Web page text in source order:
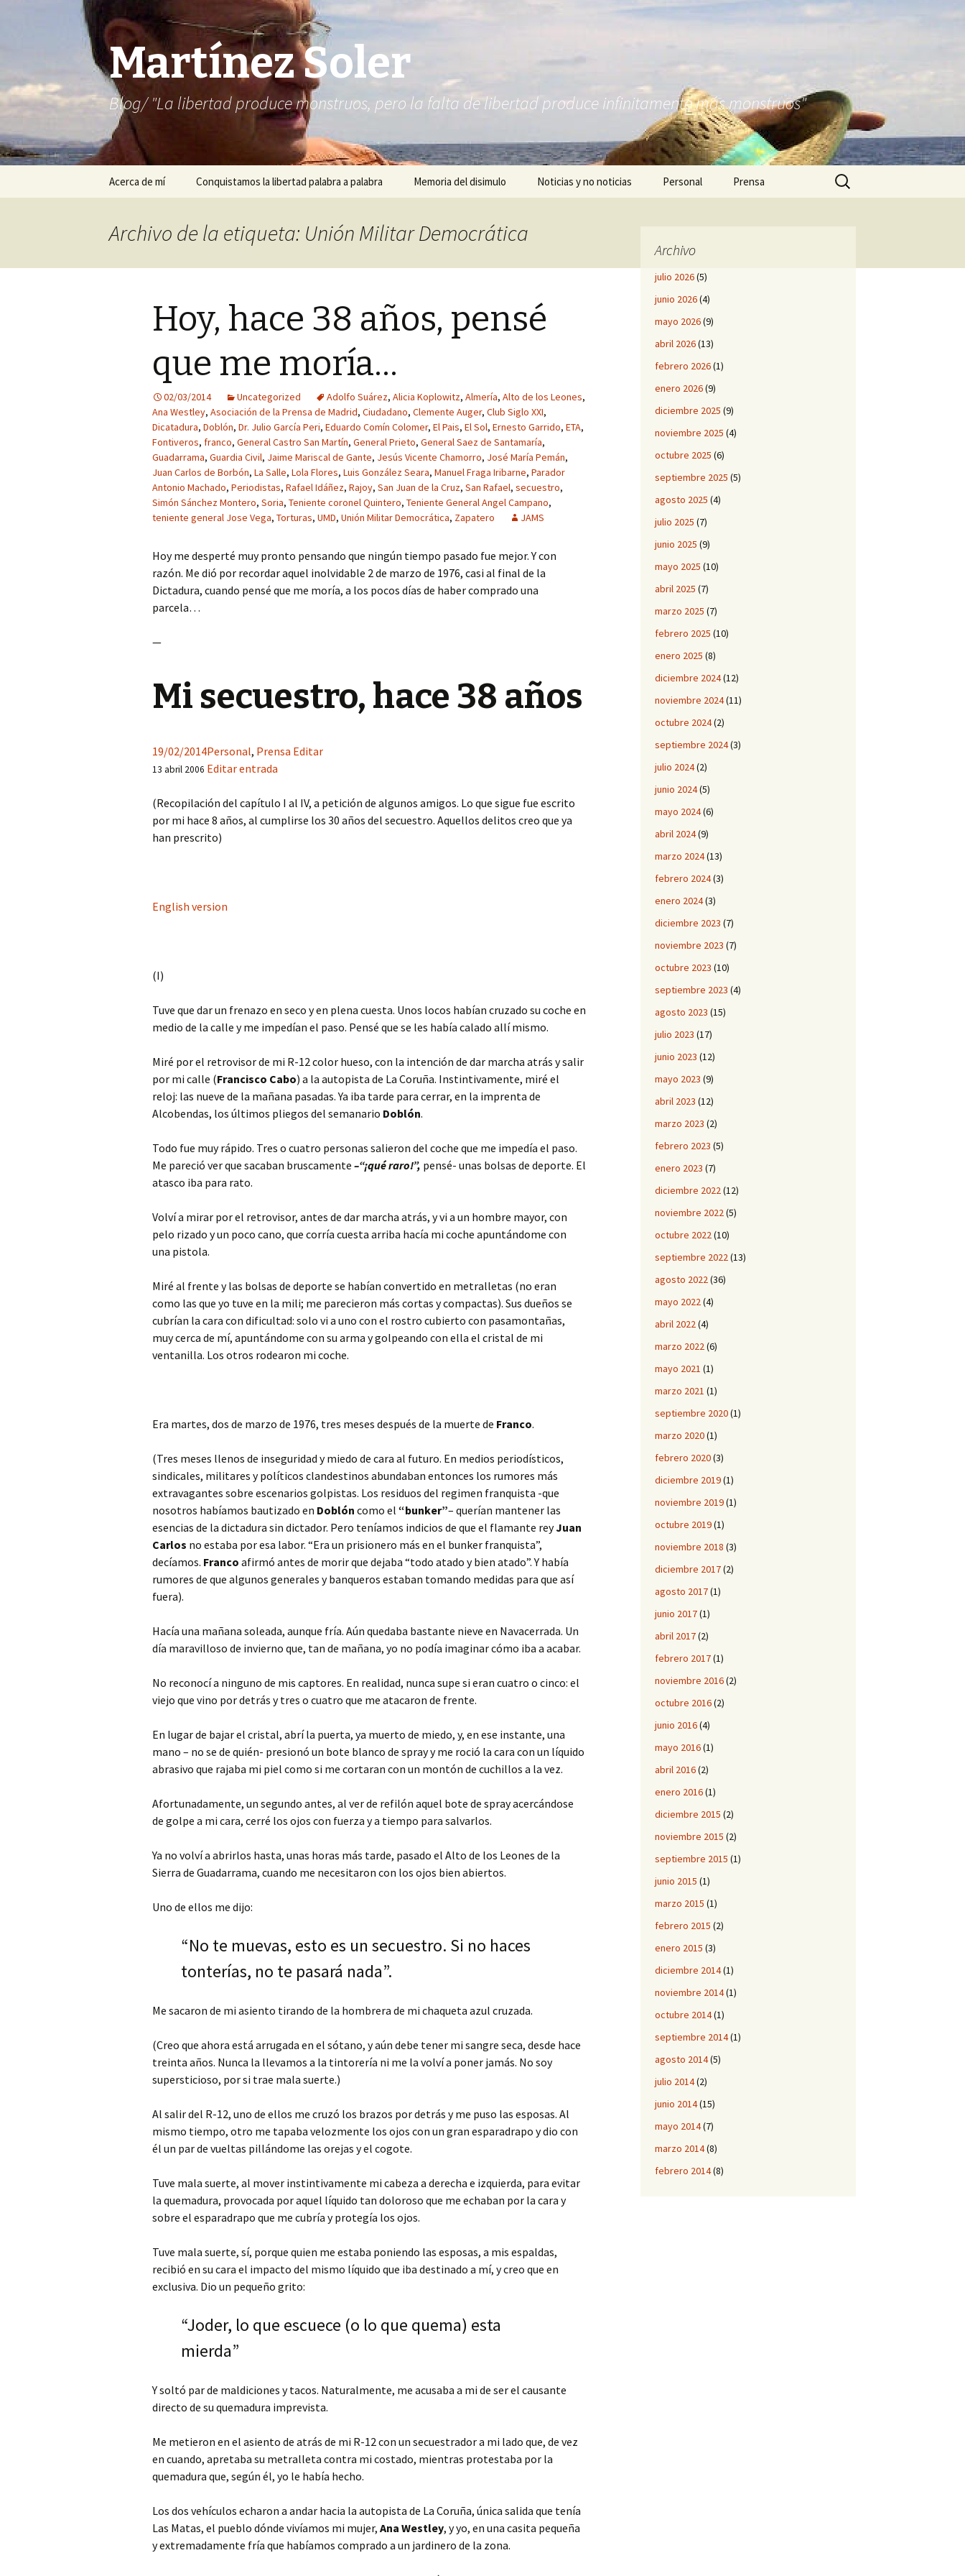
Martínez Soler
Blog/ "La libertad produce monstruos, pero la falta de libertad produce infinitamente más monstruos"
Saltar
Acerca de mí Conquistamos la libertad palabra a palabra Memoria del disimulo Noticias y no noticias Personal Prensa Buscar:
Archivo de la etiqueta: Unión Militar Democrática
Hoy, hace 38 años, pensé
que me moría…
02/03/2014 Uncategorized Adolfo Suárez, Alicia Koplowitz, Almería, Alto de los Leones,
Ana Westley, Asociación de la Prensa de Madrid, Ciudadano, Clemente Auger, Club Siglo XXI,
Dicatadura, Doblón, Dr. Julio García Peri, Eduardo Comín Colomer, El Pais, El Sol, Ernesto Garrido, ETA,
Fontiveros, franco, General Castro San Martín, General Prieto, General Saez de Santamaría,
Guadarrama, Guardia Civil, Jaime Mariscal de Gante, Jesús Vicente Chamorro, José María Pemán,
Juan Carlos de Borbón, La Salle, Lola Flores, Luis González Seara, Manuel Fraga Iribarne, Parador
Antonio Machado, Periodistas, Rafael Idáñez, Rajoy, San Juan de la Cruz, San Rafael, secuestro,
Simón Sánchez Montero, Soria, Teniente coronel Quintero, Teniente General Angel Campano,
teniente general Jose Vega, Torturas, UMD, Unión Militar Democrática, Zapatero JAMS
Hoy me desperté muy pronto pensando que ningún tiempo pasado fue mejor. Y con
razón. Me dió por recordar aquel inolvidable 2 de marzo de 1976, casi al final de la
Dictadura, cuando pensé que me moría, a los pocos días de haber comprado una
parcela…
—
Mi secuestro, hace 38 años
19/02/2014Personal, Prensa Editar
13 abril 2006 Editar entrada
(Recopilación del capítulo I al IV, a petición de algunos amigos. Lo que sigue fue escrito
por mi hace 8 años, al cumplirse los 30 años del secuestro. Aquellos delitos creo que ya
han prescrito)
English version
(I)
Tuve que dar un frenazo en seco y en plena cuesta. Unos locos habían cruzado su coche en
medio de la calle y me impedían el paso. Pensé que se les había calado allí mismo.
Miré por el retrovisor de mi R-12 color hueso, con la intención de dar marcha atrás y salir
por mi calle (Francisco Cabo) a la autopista de La Coruña. Instintivamente, miré el
reloj: las nueve de la mañana pasadas. Ya iba tarde para cerrar, en la imprenta de
Alcobendas, los últimos pliegos del semanario Doblón.
Todo fue muy rápido. Tres o cuatro personas salieron del coche que me impedía el paso.
Me pareció ver que sacaban bruscamente –“¡qué raro!”, pensé- unas bolsas de deporte. El
atasco iba para rato.
Volví a mirar por el retrovisor, antes de dar marcha atrás, y vi a un hombre mayor, con
pelo rizado y un poco cano, que corría cuesta arriba hacía mi coche apuntándome con
una pistola.
Miré al frente y las bolsas de deporte se habían convertido en metralletas (no eran
como las que yo tuve en la mili; me parecieron más cortas y compactas). Sus dueños se
cubrían la cara con dificultad: solo vi a uno con el rostro cubierto con pasamontañas,
muy cerca de mí, apuntándome con su arma y golpeando con ella el cristal de mi
ventanilla. Los otros rodearon mi coche.
Era martes, dos de marzo de 1976, tres meses después de la muerte de Franco.
(Tres meses llenos de inseguridad y miedo de cara al futuro. En medios periodísticos,
sindicales, militares y políticos clandestinos abundaban entonces los rumores más
extravagantes sobre escenarios golpistas. Los residuos del regimen franquista -que
nosotros habíamos bautizado en Doblón como el “bunker”– querían mantener las
esencias de la dictadura sin dictador. Pero teníamos indicios de que el flamante reyJuan
Carlos no estaba por esa labor. “Era un prisionero más en el bunker franquista”,
decíamos. Franco afirmó antes de morir que dejaba “todo atado y bien atado”. Y había
rumores de que algunos generales y banqueros estaban tomando medidas para que así
fuera).
Hacía una mañana soleada, aunque fría. Aún quedaba bastante nieve en Navacerrada. Un
día maravilloso de invierno que, tan de mañana, yo no podía imaginar cómo iba a acabar.
No reconocí a ninguno de mis captores. En realidad, nunca supe si eran cuatro o cinco: el
viejo que vino por detrás y tres o cuatro que me atacaron de frente.
En lugar de bajar el cristal, abrí la puerta, ya muerto de miedo, y, en ese instante, una
mano – no se de quién- presionó un bote blanco de spray y me roció la cara con un líquido
abrasivo que rajaba mi piel como si me cortaran con un montón de cuchillos a la vez.
Afortunadamente, un segundo antes, al ver de refilón aquel bote de spray acercándose
de golpe a mi cara, cerré los ojos con fuerza y a tiempo para salvarlos.
Ya no volví a abrirlos hasta, unas horas más tarde, pasado el Alto de los Leones de la
Sierra de Guadarrama, cuando me necesitaron con los ojos bien abiertos.
Uno de ellos me dijo:
“No te muevas, esto es un secuestro. Si no haces
tonterías, no te pasará nada”.
Me sacaron de mi asiento tirando de la hombrera de mi chaqueta azul cruzada.
(Creo que ahora está arrugada en el sótano, y aún debe tener mi sangre seca, desde hace
treinta años. Nunca la llevamos a la tintorería ni me la volví a poner jamás. No soy
supersticioso, por si trae mala suerte.)
Al salir del R-12, uno de ellos me cruzó los brazos por detrás y me puso las esposas. Al
mismo tiempo, otro me tapaba velozmente los ojos con un gran esparadrapo y dio con
él un par de vueltas pillándome las orejas y el cogote.
Tuve mala suerte, al mover instintivamente mi cabeza a derecha e izquierda, para evitar
la quemadura, provocada por aquel líquido tan doloroso que me echaban por la cara y
sobre el esparadrapo que me cubría y protegía los ojos.
Tuve mala suerte, sí, porque quien me estaba poniendo las esposas, a mis espaldas,
recibió en su cara el impacto del mismo líquido que iba destinado a mí, y creo que en
exclusiva. Dio un pequeño grito:
“Joder, lo que escuece (o lo que quema) esta
mierda”
Y soltó par de maldiciones y tacos. Naturalmente, me acusaba a mi de ser el causante
directo de su quemadura imprevista.
Me metieron en el asiento de atrás de mi R-12 con un secuestrador a mi lado que, de vez
en cuando, apretaba su metralleta contra mi costado, mientras protestaba por la
quemadura que, según él, yo le había hecho.
Los dos vehículos echaron a andar hacia la autopista de La Coruña, única salida que tenía
Las Matas, el pueblo dónde vivíamos mi mujer, Ana Westley, y yo, en una casita pequeña
y extremadamente fría que habíamos comprado a un jardinero de la zona.
Archivo
julio 2026(5)
junio 2026(4)
mayo 2026(9)
abril 2026(13)
febrero 2026(1)
enero 2026(9)
diciembre 2025 (9)
noviembre 2025 (4)
octubre 2025 (6)
septiembre 2025 (5)
agosto 2025 (4)
julio 2025 (7)
junio 2025 (9)
mayo 2025 (10)
abril 2025 (7)
marzo 2025 (7)
febrero 2025 (10)
enero 2025 (8)
diciembre 2024(12)
noviembre 2024(11)
octubre 2024(2)
septiembre 2024(3)
julio 2024(2)
junio 2024(5)
mayo 2024(6)
abril 2024(9)
marzo 2024(13)
febrero 2024(3)
enero 2024(3)
diciembre 2023 (7)
noviembre 2023 (7)
octubre 2023 (10)
septiembre 2023 (4)
agosto 2023 (15)
julio 2023 (17)
junio 2023 (12)
mayo 2023 (9)
abril 2023 (12)
marzo 2023 (2)
febrero 2023 (5)
enero 2023 (7)
diciembre 2022(12)
noviembre 2022(5)
octubre 2022(10)
septiembre 2022(13)
agosto 2022(36)
mayo 2022(4)
abril 2022(4)
marzo 2022(6)
mayo 2021 (1)
marzo 2021 (1)
septiembre 2020(1)
marzo 2020(1)
febrero 2020(3)
diciembre 2019(1)
noviembre 2019(1)
octubre 2019(1)
noviembre 2018 (3)
diciembre 2017(2)
agosto 2017(1)
junio 2017(1)
abril 2017(2)
febrero 2017(1)
noviembre 2016(2)
octubre 2016(2)
junio 2016(4)
mayo 2016(1)
abril 2016(2)
enero 2016(1)
diciembre 2015 (2)
noviembre 2015 (2)
septiembre 2015 (1)
junio 2015 (1)
marzo 2015 (1)
febrero 2015 (2)
enero 2015 (3)
diciembre 2014(1)
noviembre 2014(1)
octubre 2014(1)
septiembre 2014(1)
agosto 2014(5)
julio 2014(2)
junio 2014(15)
mayo 2014(7)
marzo 2014(8)
febrero 2014(8)